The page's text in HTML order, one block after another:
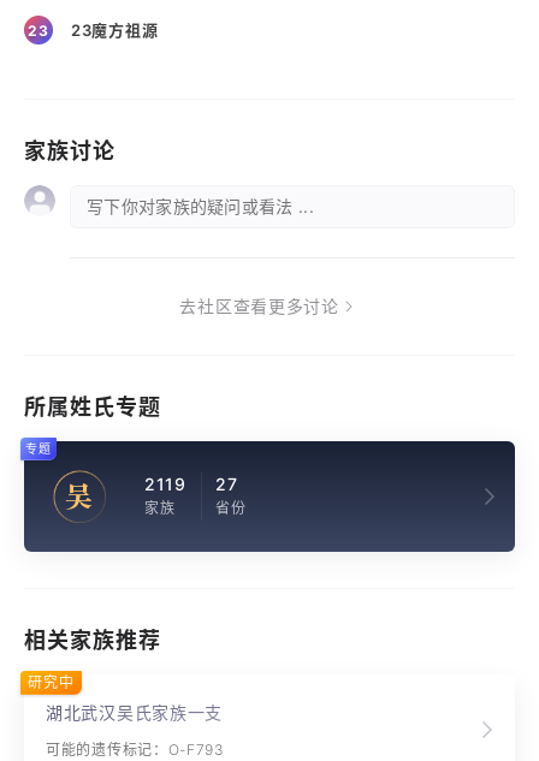
23 23魔方祖源
家族讨论
写下你对家族的疑问或看法 ...
去社区查看更多讨论
所属姓氏专题
吴 2119
家族
27
省份
专题
相关家族推荐
湖北武汉吴氏家族一支
可能的遗传标记：O-F793
研究中